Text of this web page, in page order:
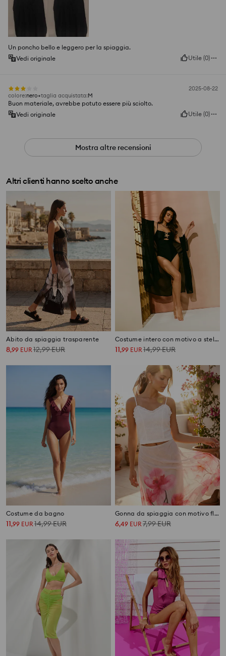
Un poncho bello e leggero per la spiaggia.
Vedi originale
Utile (0)
2025-08-22
colore:nero taglia acquistata:M
Buon materiale, avrebbe potuto essere più sciolto.
Vedi originale
Utile (0)
Mostra altre recensioni
Altri clienti hanno scelto anche
Abito da spiaggia trasparente
8,99 EUR12,99EUR
Costume intero con motivo a stella marina
11,99 EUR14,99EUR
Costume da bagno
11,99 EUR 14,99EUR
Gonna da spiaggia con motivo floreale
6,49 EUR 7,99EUR